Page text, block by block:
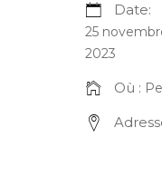
Date:
25
2023
Où :